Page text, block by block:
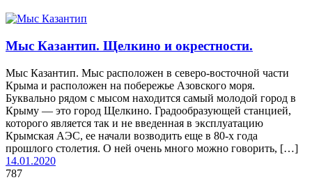
Мыс Казантип. Щелкино и окрестности.
Мыс Казантип. Мыс расположен в северо-восточной части
Крыма и расположен на побережье Азовского моря.
Буквально рядом с мысом находится самый молодой город в
Крыму — это город Щелкино. Градообразующей станцией,
которого является так и не введенная в эксплуатацию
Крымская АЭС, ее начали возводить еще в 80-х года
прошлого столетия. О ней очень много можно говорить, […]
14.01.2020
787